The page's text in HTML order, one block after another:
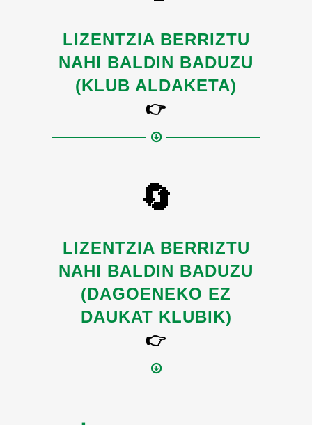
LIZENTZIA BERRIZTU
NAHI BALDIN BADUZU
(KLUB ALDAKETA)
👉
🔄
LIZENTZIA BERRIZTU
NAHI BALDIN BADUZU
(DAGOENEKO EZ
DAUKAT KLUBIK)
👉